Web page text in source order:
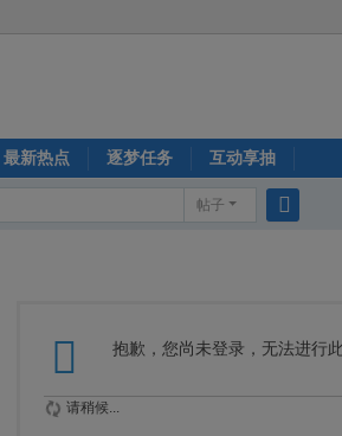
最新热点 逐梦任务 互动享抽
帖子
抱歉，您尚未登录，无法进行
请稍候...